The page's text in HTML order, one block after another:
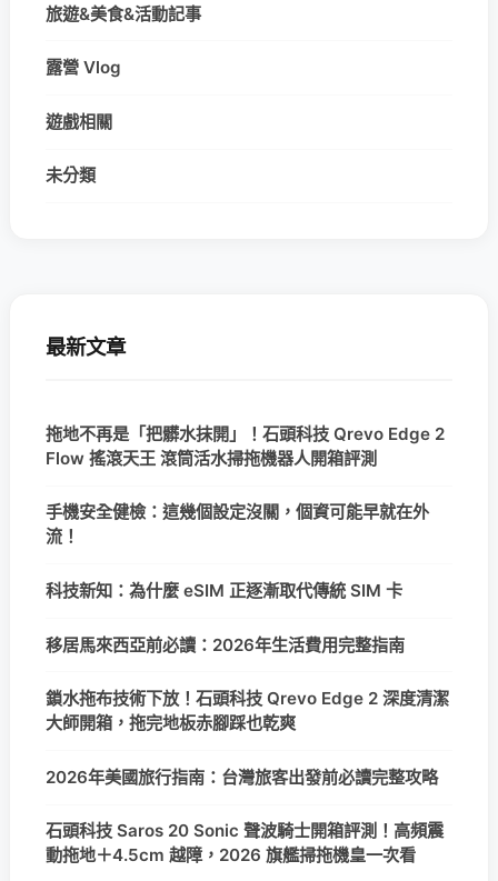
旅遊&美食&活動記事
露營 Vlog
遊戲相關
未分類
最新文章
拖地不再是「把髒水抹開」！石頭科技 Qrevo Edge 2
Flow 搖滾天王 滾筒活水掃拖機器人開箱評測
手機安全健檢：這幾個設定沒關，個資可能早就在外
流！
科技新知：為什麼 eSIM 正逐漸取代傳統 SIM 卡
移居馬來西亞前必讀：2026年生活費用完整指南
鎖水拖布技術下放！石頭科技 Qrevo Edge 2 深度清潔
大師開箱，拖完地板赤腳踩也乾爽
2026年美國旅行指南：台灣旅客出發前必讀完整攻略
石頭科技 Saros 20 Sonic 聲波騎士開箱評測！高頻震
動拖地＋4.5cm 越障，2026 旗艦掃拖機皇一次看